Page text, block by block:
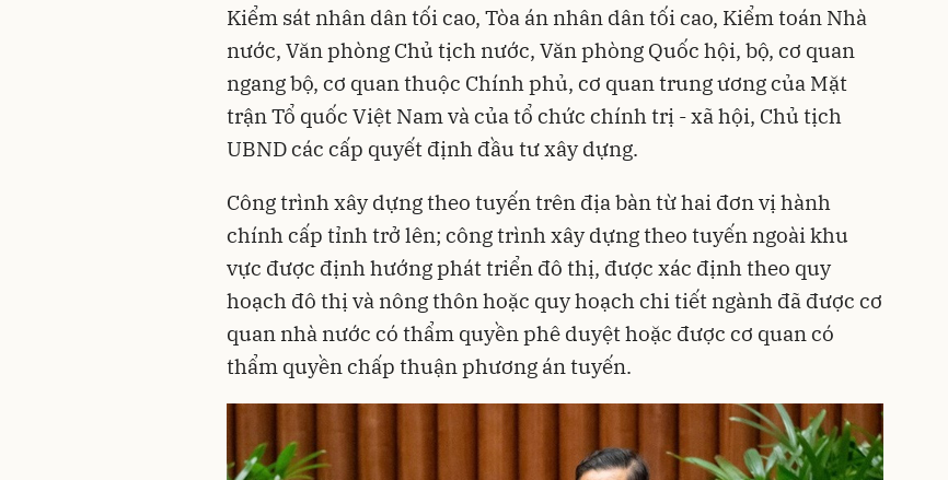
Kiểm sát nhân dân tối cao, Tòa án nhân dân tối cao, Kiểm toán Nhà
nước, Văn phòng Chủ tịch nước, Văn phòng Quốc hội, bộ, cơ quan
ngang bộ, cơ quan thuộc Chính phủ, cơ quan trung ương của Mặt
trận Tổ quốc Việt Nam và của tổ chức chính trị - xã hội, Chủ tịch
UBND các cấp quyết định đầu tư xây dựng.
Công trình xây dựng theo tuyến trên địa bàn từ hai đơn vị hành
chính cấp tỉnh trở lên; công trình xây dựng theo tuyến ngoài khu
vực được định hướng phát triển đô thị, được xác định theo quy
hoạch đô thị và nông thôn hoặc quy hoạch chi tiết ngành đã được cơ
quan nhà nước có thẩm quyền phê duyệt hoặc được cơ quan có
thẩm quyền chấp thuận phương án tuyến.